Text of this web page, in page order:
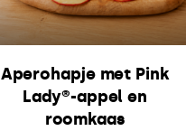
Aperohapje met Pink
Lady®-appel en
roomkaas